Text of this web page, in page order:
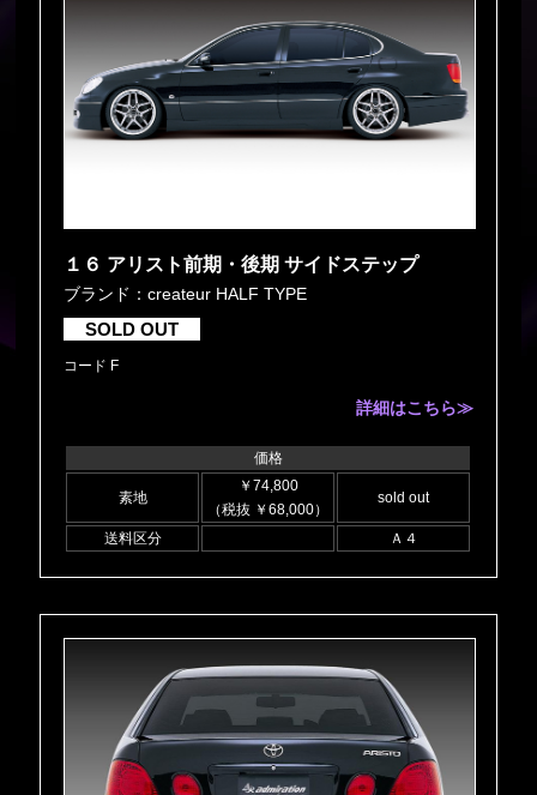
１６ アリスト前期・後期 サイドステップ
ブランド：createur HALF TYPE
SOLD OUT
コード F
詳細はこちら≫
価格
素地
￥74,800
（税抜 ￥68,000）
sold out
送料区分 Ａ４